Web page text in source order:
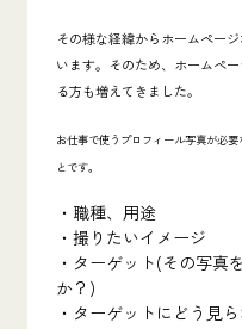
その様な経緯からホームペー
います。そのため、ホームペ
る方も増えてきました。
お仕事で使うプロフィール写真が必
とです。
・職種、用途
・撮りたいイメージ
・ターゲット(その写真
か？)
・ターゲットにどう